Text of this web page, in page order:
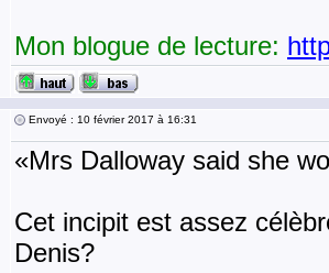
Mon blogue de lecture:
Envoyé : 10 février 2017 à 16:31
«Mrs Dalloway said she
Cet incipit est assez
Denis?